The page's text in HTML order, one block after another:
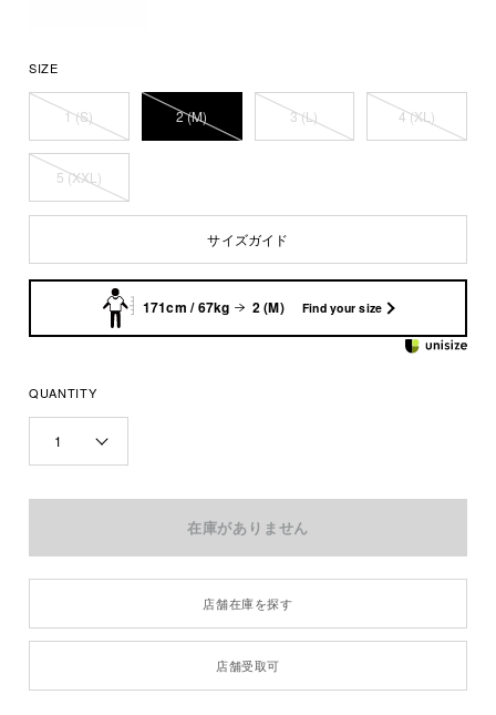
SIZE
1 (S) 2 (M) 3 (L) 4 (XL)
5 (XXL)
サイズガイド
171cm / 67kg 2 (M) Find your size
QUANTITY
1
店舗在庫を探す
店舗受取可